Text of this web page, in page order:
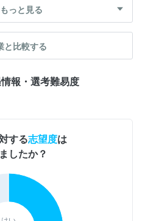
っと見る
と比較する
報・選考難易度
する志望度は
したか？